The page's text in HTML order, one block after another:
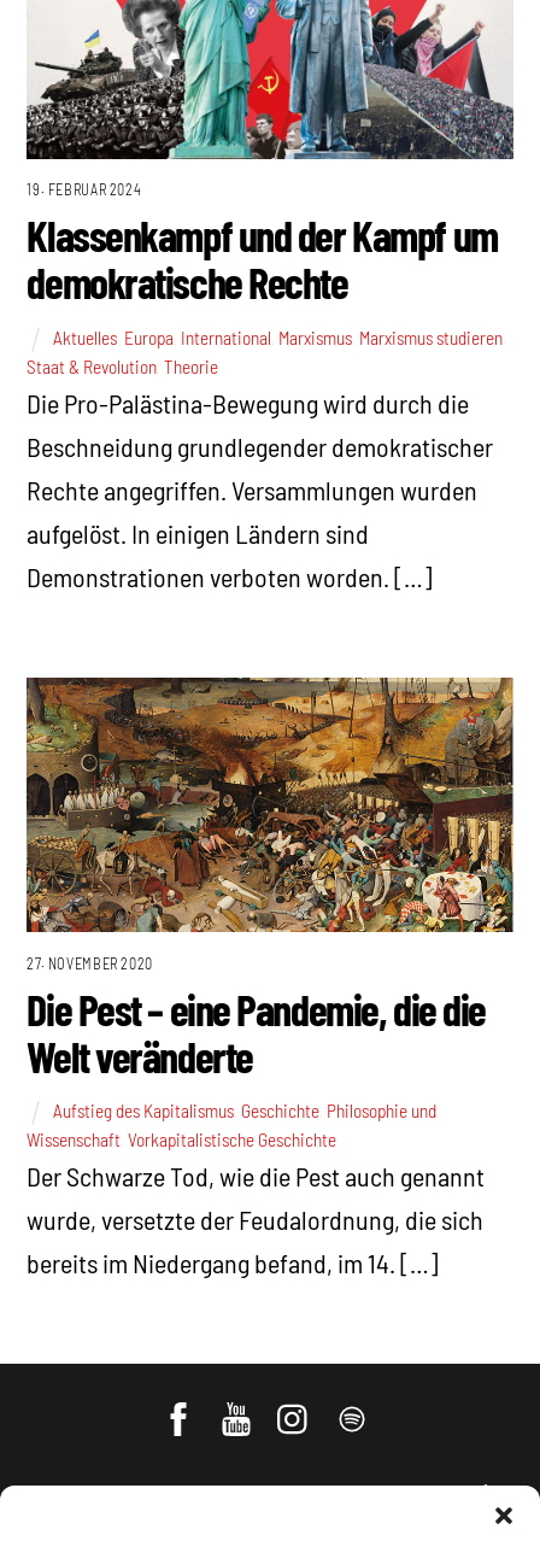
19. FEBRUAR 2024
Klassenkampf und der Kampf um
demokratische Rechte
Aktuelles Europa International Marxismus Marxismus studieren
Staat & Revolution ,Theorie
Die Pro-Palästina-Bewegung wird durch die
Beschneidung grundlegender demokratischer
Rechte angegriffen. Versammlungen wurden
aufgelöst. In einigen Ländern sind
Demonstrationen verboten worden. […]
27. NOVEMBER 2020
Die Pest – eine Pandemie, die die
Welt veränderte
Aufstieg des Kapitalismus Geschichte Philosophie und
Wissenschaft ,Vorkapitalistische Geschichte
Der Schwarze Tod, wie die Pest auch genannt
wurde, versetzte der Feudalordnung, die sich
bereits im Niedergang befand, im 14. […]